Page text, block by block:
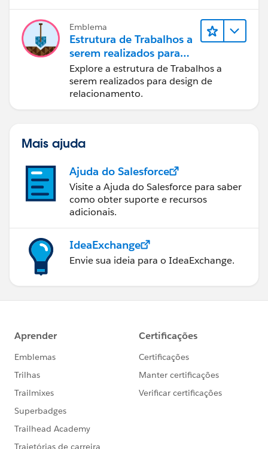
Emblema
Estrutura de Trabalhos a
serem realizados para
designers
Explore a estrutura de Trabalhos a
serem realizados para design de
relacionamento.
Mais ajuda
Ajuda do Salesforce
Visite a Ajuda do Salesforce para saber
como obter suporte e recursos
adicionais.
IdeaExchange
Envie sua ideia para o IdeaExchange.